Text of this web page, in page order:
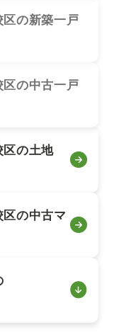
の新築一戸
の中古一戸
区の土地
の中古マ